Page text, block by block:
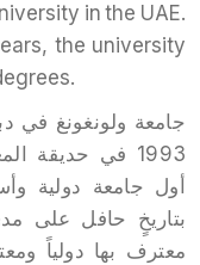
in the UAE.
the university
جامعة ولونغونغ
1993 في
أول جامعة دولية
معترف بها دولياً